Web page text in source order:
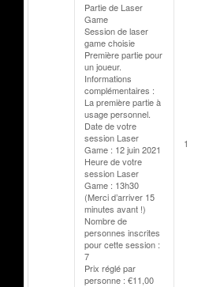
Partie de Laser
Game
Session de laser
game choisie
Première partie pour
un joueur.
Informations
complémentaires :
La première partie à
usage personnel.
Date de votre
session Laser
Game : 12 juin 2021
Heure de votre
session Laser
Game : 13h30
(Merci d’arriver 15
minutes avant !)
Nombre de
personnes inscrites
pour cette session :
7
Prix réglé par
personne : €11,00
1